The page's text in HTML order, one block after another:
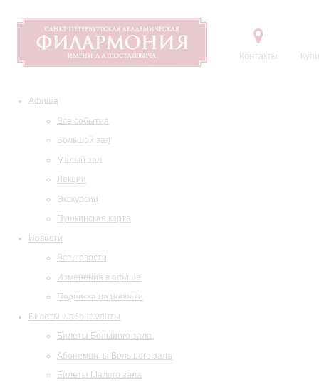
Контакты
Афиша
Все события
Большой зал
Малый зал
Лекции
Экскурсии
Пушкинская карта
Новости
Все новости
Изменения в афише
Подписка на новости
Билеты и абонементы
Билеты Большого зала
Абонементы Большого зала
Билеты Малого зала